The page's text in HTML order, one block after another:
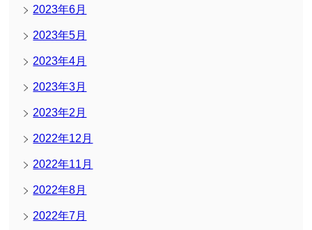
2023年6月
2023年5月
2023年4月
2023年3月
2023年2月
2022年12月
2022年11月
2022年8月
2022年7月